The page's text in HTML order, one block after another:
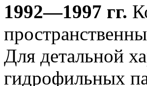
1992—1997 гг.
Для детальной
гидрофильных